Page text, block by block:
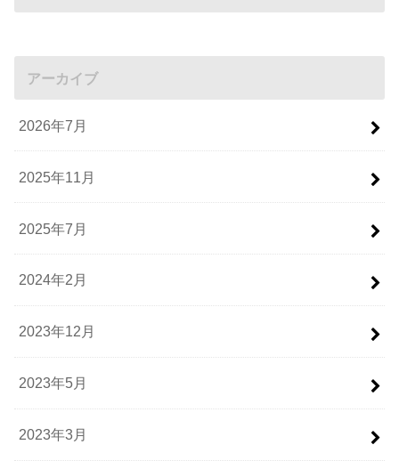
アーカイブ
2026年7月
2025年11月
2025年7月
2024年2月
2023年12月
2023年5月
2023年3月